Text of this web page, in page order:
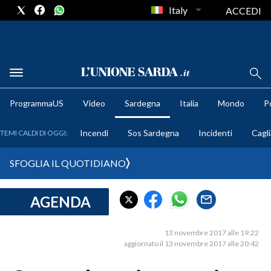
METEO
CRONACA SARDEGNA
Italy ACCEDI
ProgrammaUS Video Sardegna Italia Mondo
TEMI CALDI DI OGGI: Incendi Sos Sardegna Incidenti
SFOGLIA IL QUOTIDIANO
AGENDA
13 novembre 2017 alle 19:22
aggiornato il 13 novembre 2017 alle 20:42